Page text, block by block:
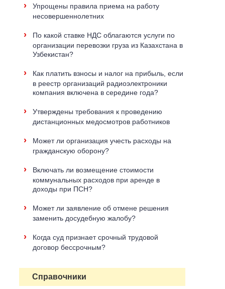
›
Упрощены правила приема на работу
несовершеннолетних
›
По какой ставке НДС облагаются услуги по
организации перевозки груза из Казахстана в
Узбекистан?
›
Как платить взносы и налог на прибыль, если
в реестр организаций радиоэлектроники
компания включена в середине года?
›
Утверждены требования к проведению
дистанционных медосмотров работников
›
Может ли организация учесть расходы на
гражданскую оборону?
›
Включать ли возмещение стоимости
коммунальных расходов при аренде в
доходы при ПСН?
›
Может ли заявление об отмене решения
заменить досудебную жалобу?
›
Когда суд признает срочный трудовой
договор бессрочным?
Справочники